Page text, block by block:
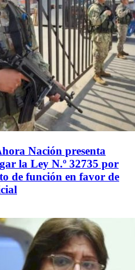
Nación presenta
la Ley N.º 32735 por
de función en favor de